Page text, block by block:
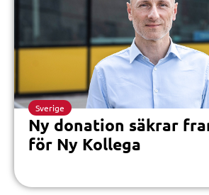
Sverige
Ny donation säkrar
för Ny Kollega